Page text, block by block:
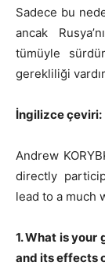
Sadece bu
ancak
tümüyle
gerekliliği
İngilizce çeviri:
Andrew
directly
lead to a much
1. What is your
and its effects